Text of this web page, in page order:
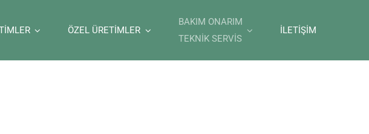
ÖZEL ÜRETİMLER
BAKIM ONARIM
TEKNİK SERVİS
İLETİŞİM